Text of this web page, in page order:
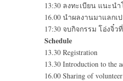
13:30 ลงทะเบียน แนะน
16.00 นำผลงานมาแลก
17:30 จบกิจกรรม โอ่งจิ๋
Schedule
13.30 Registration
13.30 Introduction to the
16.00 Sharing of